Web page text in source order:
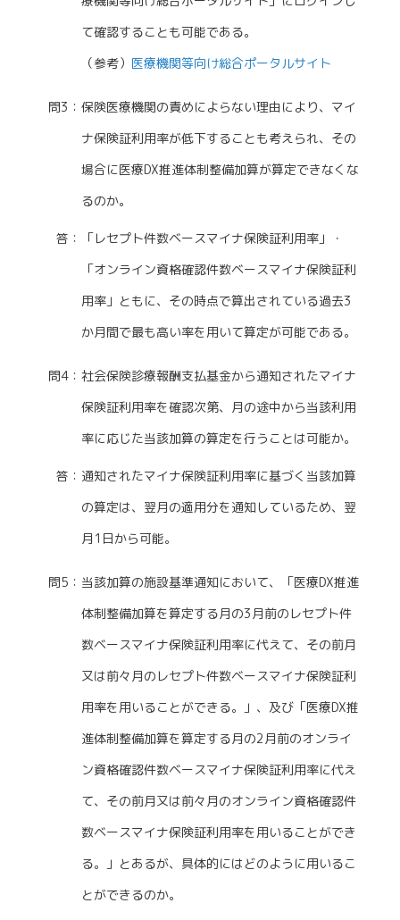
て確認することも可能である。
（参考） 医療機関等向け総合ポータルサイト
問3：保険医療機関の責めによらない理由により、マイ
ナ保険証利用率が低下することも考えられ、その
場合に医療DX推進体制整備加算が算定できなくな
るのか。
答：「レセプト件数ベースマイナ保険証利用率」・
「オンライン資格確認件数ベースマイナ保険証利
用率」ともに、その時点で算出されている過去3
か月間で最も高い率を用いて算定が可能である。
問4：社会保険診療報酬支払基金から通知されたマイナ
保険証利用率を確認次第、月の途中から当該利用
率に応じた当該加算の算定を行うことは可能か。
答：通知されたマイナ保険証利用率に基づく当該加算
の算定は、翌月の適用分を通知しているため、翌
月1日から可能。
問5：当該加算の施設基準通知において、「医療DX推進
体制整備加算を算定する月の3月前のレセプト件
数ベースマイナ保険証利用率に代えて、その前月
又は前々月のレセプト件数ベースマイナ保険証利
用率を用いることができる。」、及び「医療DX推
進体制整備加算を算定する月の2月前のオンライ
ン資格確認件数ベースマイナ保険証利用率に代え
て、その前月又は前々月のオンライン資格確認件
数ベースマイナ保険証利用率を用いることができ
る。」とあるが、具体的にはどのように用いるこ
とができるのか。